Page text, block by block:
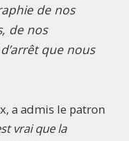
de nos
de nos
que nous
a admis le patron
vrai que la